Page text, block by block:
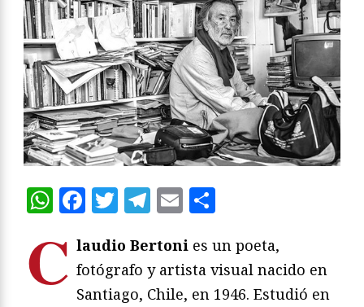
WhatsApp
Facebook
Twitter
Telegram
Email
C laudio Bertoni es un poeta,
fotógrafo y artista visual nacido en
Santiago, Chile, en 1946. Estudió en